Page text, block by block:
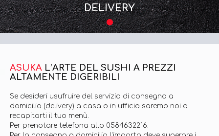
DELIVERY
ASUKA L’ARTE DEL SUSHI A PREZZI
ALTAMENTE DIGERIBILI
Se desideri usufruire del servizio di consegna a
domicilio (delivery) a casa o in ufficio saremo noi a
recapitarti il tuo menù.
Per prenotare telefona allo 0584632216.